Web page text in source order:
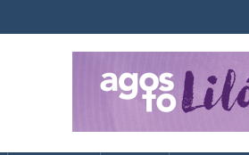
Informação, política, saúde, economia,